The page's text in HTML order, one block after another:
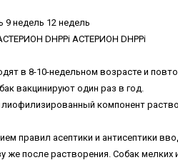
9 недель 12 недель
DHPPi АСТЕРИОН DHPPi
в 8-10-недельном возрасте и
вакцинируют один раз в год.
компонент
правил асептики и антисептики
же после растворения. Собак